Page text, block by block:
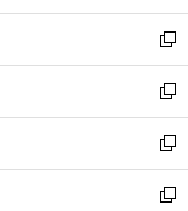
開
く
ウ
で
開
く
ン
ド
ウ
で
開
く
ウ
ィ
ン
ド
ウ
で
開
く
新
し
い
ウ
ィ
ン
ド
新
し
い
ウ
ィ
新
し
い
新